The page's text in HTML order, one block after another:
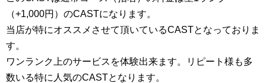
（+1,000円）のCASTになります。
当店が特にオススメさせて頂いているCASTとなっておりま
す。
ワンランク上のサービスを体験出来ます。リピート様も多
数いる特に人気のCASTとなります。